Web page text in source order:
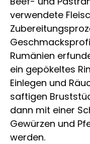
verwendete
Rumänien
ein gepökeltes
Einlegen und
saftigen
dann mit einer
Gewürzen und
werden.